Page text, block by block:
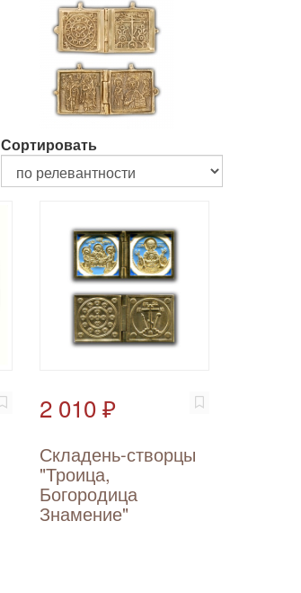
Сортировать
2 010 ₽
Складень-створцы
"Троица,
Богородица
Знамение"